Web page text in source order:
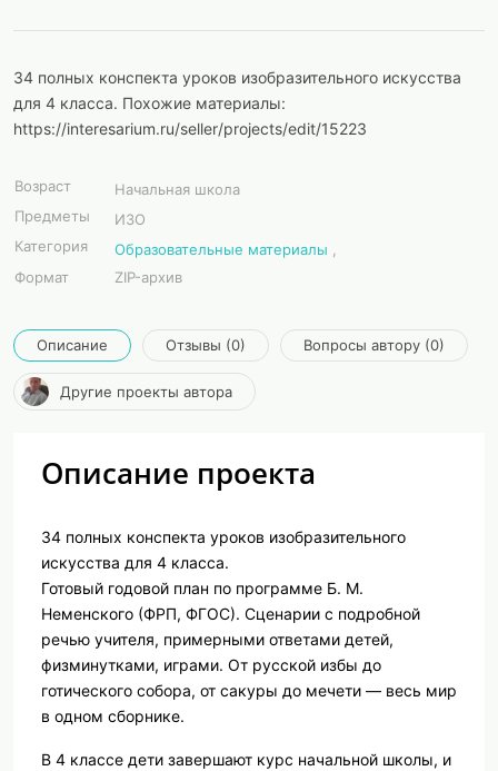
34 полных конспекта уроков изобразительного искусства
для 4 класса. Похожие материалы:
https://interesarium.ru/seller/projects/edit/15223
Возраст
Начальная школа
Предметы
ИЗО
Категория
Образовательные материалы ,
Формат
ZIP-архив
Описание Отзывы (0) Вопросы автору (0)
Другие проекты автора
Описание проекта
34 полных конспекта уроков изобразительного
искусства для 4 класса.
Готовый годовой план по программе Б. М.
Неменского (ФРП, ФГОС). Сценарии с подробной
речью учителя, примерными ответами детей,
физминутками, играми. От русской избы до
готического собора, от сакуры до мечети — весь мир
в одном сборнике.
В 4 классе дети завершают курс начальной школы, и